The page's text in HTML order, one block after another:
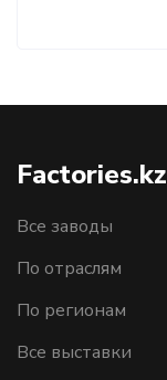
Factories.kz
Все заводы
По отраслям
По регионам
Все выставки